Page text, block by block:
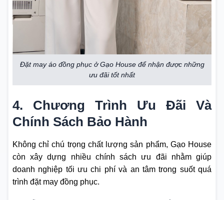
Đặt may áo đồng phục ở Gạo House để nhận được những
ưu đãi tốt nhất
4. Chương Trình Ưu Đãi Và
Chính Sách Bảo Hành
Không chỉ chú trọng chất lượng sản phẩm, Gạo House
còn xây dựng nhiều chính sách ưu đãi nhằm giúp
doanh nghiệp tối ưu chi phí và an tâm trong suốt quá
trình đặt may đồng phục.